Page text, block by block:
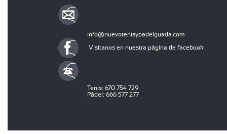
info@nuevotenisypadelguada.com
Visítanos en nuestra página de facebook
Tenis: 670 754 729
Pádel: 666 577 277